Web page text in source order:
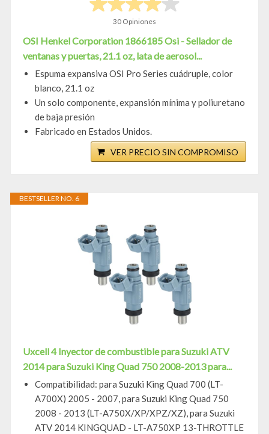
30 Opiniones
OSI Henkel Corporation 1866185 Osi - Sellador de
ventanas y puertas, 21.1 oz, lata de aerosol...
Espuma expansiva OSI Pro Series cuádruple, color
blanco, 21.1 oz
Un solo componente, expansión mínima y poliuretano
de baja presión
Fabricado en Estados Unidos.
VER PRECIO SIN COMPROMISO
BESTSELLER NO. 6
Uxcell 4 Inyector de combustible para Suzuki ATV
2014 para Suzuki King Quad 750 2008-2013 para...
Compatibilidad: para Suzuki King Quad 700 (LT-
A700X) 2005 - 2007, para Suzuki King Quad 750
2008 - 2013 (LT-A750X/XP/XPZ/XZ), para Suzuki
ATV 2014 KINGQUAD - LT-A750XP 13-THROTTLE